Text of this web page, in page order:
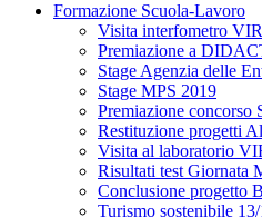
Formazione Scuola-Lavoro
Visita interfometro
Premiazione a
Stage Agenzia delle
Stage MPS 2019
Premiazione concorso
Restituzione progetti
Visita al laboratorio
Risultati test Giornata
Conclusione progetto
Turismo sostenibile